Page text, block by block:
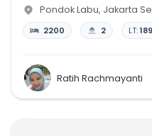
Pondok Labu, Jakarta
2200 2 LT:
Ratih Rachmayanti